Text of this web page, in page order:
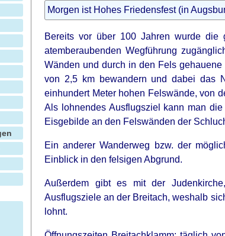
Morgen ist Hohes Friedensfest (in
Bereits vor über 100 Jahren wurde die
atemberaubenden Wegführung
Wänden und durch in den Fels
von 2,5 km bewandern und dabei das
einhundert Meter hohen Felswände, von
Als lohnendes Ausflugsziel kann man
Eisgebilde an den Felswänden der
Ein anderer Wanderweg bzw. der
Einblick in den felsigen Abgrund.
Außerdem gibt es mit der
Ausflugsziele an der Breitach, weshalb
lohnt.